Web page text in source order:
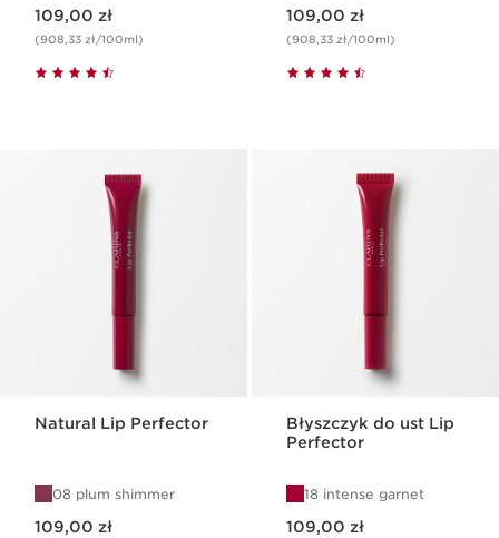
109,00 zł
(908,33 zł/100ml)
109,00 zł
(908,33 zł/100ml)
Natural Lip Perfector
08 plum shimmer
109,00 zł
Błyszczyk do ust Lip
Perfector
18 intense garnet
109,00 zł